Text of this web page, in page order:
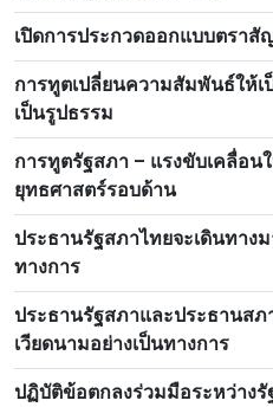
เปิดการประกวดออกแบบตราสั
การทูตเปลี่ยนความสัมพันธ์ให้
เป็นรูปธรรม
การทูตรัฐสภา – แรงขับเคลื่อ
ยุทธศาสตร์รอบด้าน
ประธานรัฐสภาไทยจะเดินทาง
ทางการ
ประธานรัฐสภาและประธานส
เวียดนามอย่างเป็นทางการ
ปฏิบัติข้อตกลงร่วมมือระหว่างรั